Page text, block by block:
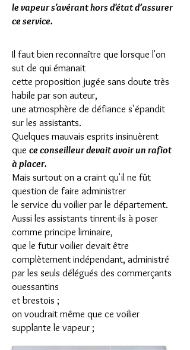
le vapeur s'avérant hors d'état d’assurer
ce service.
Il faut bien reconnaître que lorsque l'on
sut de qui émanait
cette proposition jugée sans doute très
habile par son auteur,
une atmosphère de défiance s'épandit
sur les assistants.
Quelques mauvais esprits insinuèrent
que ce conseilleurdevait avoir un rafiot
à placer.
Mais surtout on a craint qu'il ne fût
question de faire administrer
le service du voilier par le département.
Aussi les assistants tinrent-ils à poser
comme principe liminaire,
que le futur voilier devait être
complètement indépendant, administré
par les seuls délégués des commerçants
ouessantins
et brestois ;
on voudrait même que ce voilier
supplante le vapeur ;